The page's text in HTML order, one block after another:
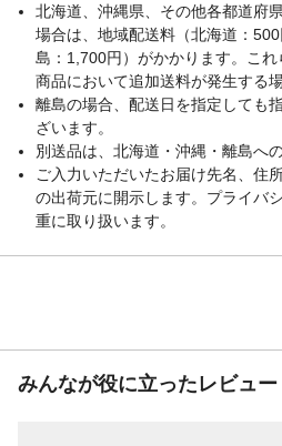
北海道、沖縄県、その他各都道府
場合は、地域配送料（北海道：
島：1,700円）がかかります。こ
商品において追加送料が発生する
離島の場合、配送日を指定しても
ざいます。
別送品は、北海道・沖縄・離島へ
ご入力いただいたお届け先名、住
の出荷元に開示します。プライバ
重に取り扱います。
みんなが役に立ったレビュー